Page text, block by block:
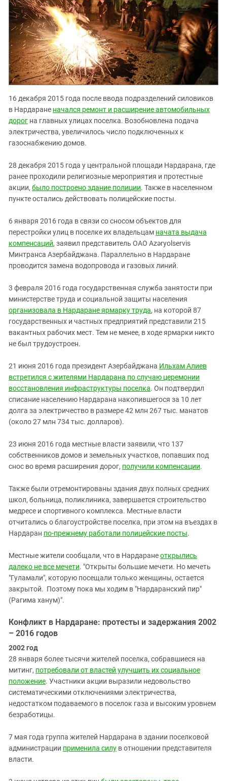
16 декабря 2015 года после ввода подразделений силовиков
в Нардаране начался ремонт и расширение автомобильных
дорог на главных улицах поселка. Возобновлена подача
электричества, увеличилось число подключенных к
газоснабжению домов.
28 декабря 2015 года у центральной площади Нардарана, где
ранее проходили религиозные мероприятия и протестные
акции, было построено здание полиции. Также в населенном
пункте остались действовать полицейские посты.
6 января 2016 года в связи со сносом объектов для
перестройки улиц в поселке их владельцам начата выдача
компенсаций, заявил представитель ОАО Azəryolservis
Минтранса Азербайджана. Параллельно в Нардаране
проводится замена водопровода и газовых линий.
3 февраля 2016 года государственная служба занятости при
министерстве труда и социальной защиты населения
организовала в Нардаране ярмарку труда, на которой 87
государственных и частных предприятий представили 215
вакантных рабочих мест. Тем не менее, в ходе ярмарки никто
не был трудоустроен.
21 июня 2016 года президент Азербайджана Ильхам Алиев
встретился с жителями Нардарана по случаю церемонии
восстановления инфраструктуры поселка. Он подтвердил
списание населению Нардарана накопившегося за 10 лет
долга за электричество в размере 42 млн 267 тыс. манатов
(около 27 млн 734 тыс. долларов).
23 июня 2016 года местные власти заявили, что 137
собственников домов и земельных участков, попавших под
снос во время расширения дорог, получили компенсации.
Также были отремонтированы здания двух полных средних
школ, больница, поликлиника, завершается строительство
медресе и спортивного комплекса. Местные власти
отчитались о благоустройстве поселка, при этом на въездах в
Нардаран по-прежнему работали полицейские посты.
Местные жители сообщали, что в Нардаранеоткрылись
далеко не все мечети. "Открыты большие мечети. Но мечеть
"Гуламали", которую посещали только женщины, остается
закрытой. Поэтому пока мы ходим в "Нардаранский пир"
(Рагима ханум)".
Конфликт в Нардаране: протесты и задержания 2002
– 2016 годов
2002 год
28 января более тысячи жителей поселка, собравшиеся на
митинг, потребовали от властей улучшить их социальное
положение. Участники акции выразили недовольство
систематическими отключениями электричества,
недостатком подаваемого в поселок газа и высоким уровнем
безработицы.
7 мая года группа жителей Нардарана в здании поселковой
администрации применила силу в отношении представителя
власти.